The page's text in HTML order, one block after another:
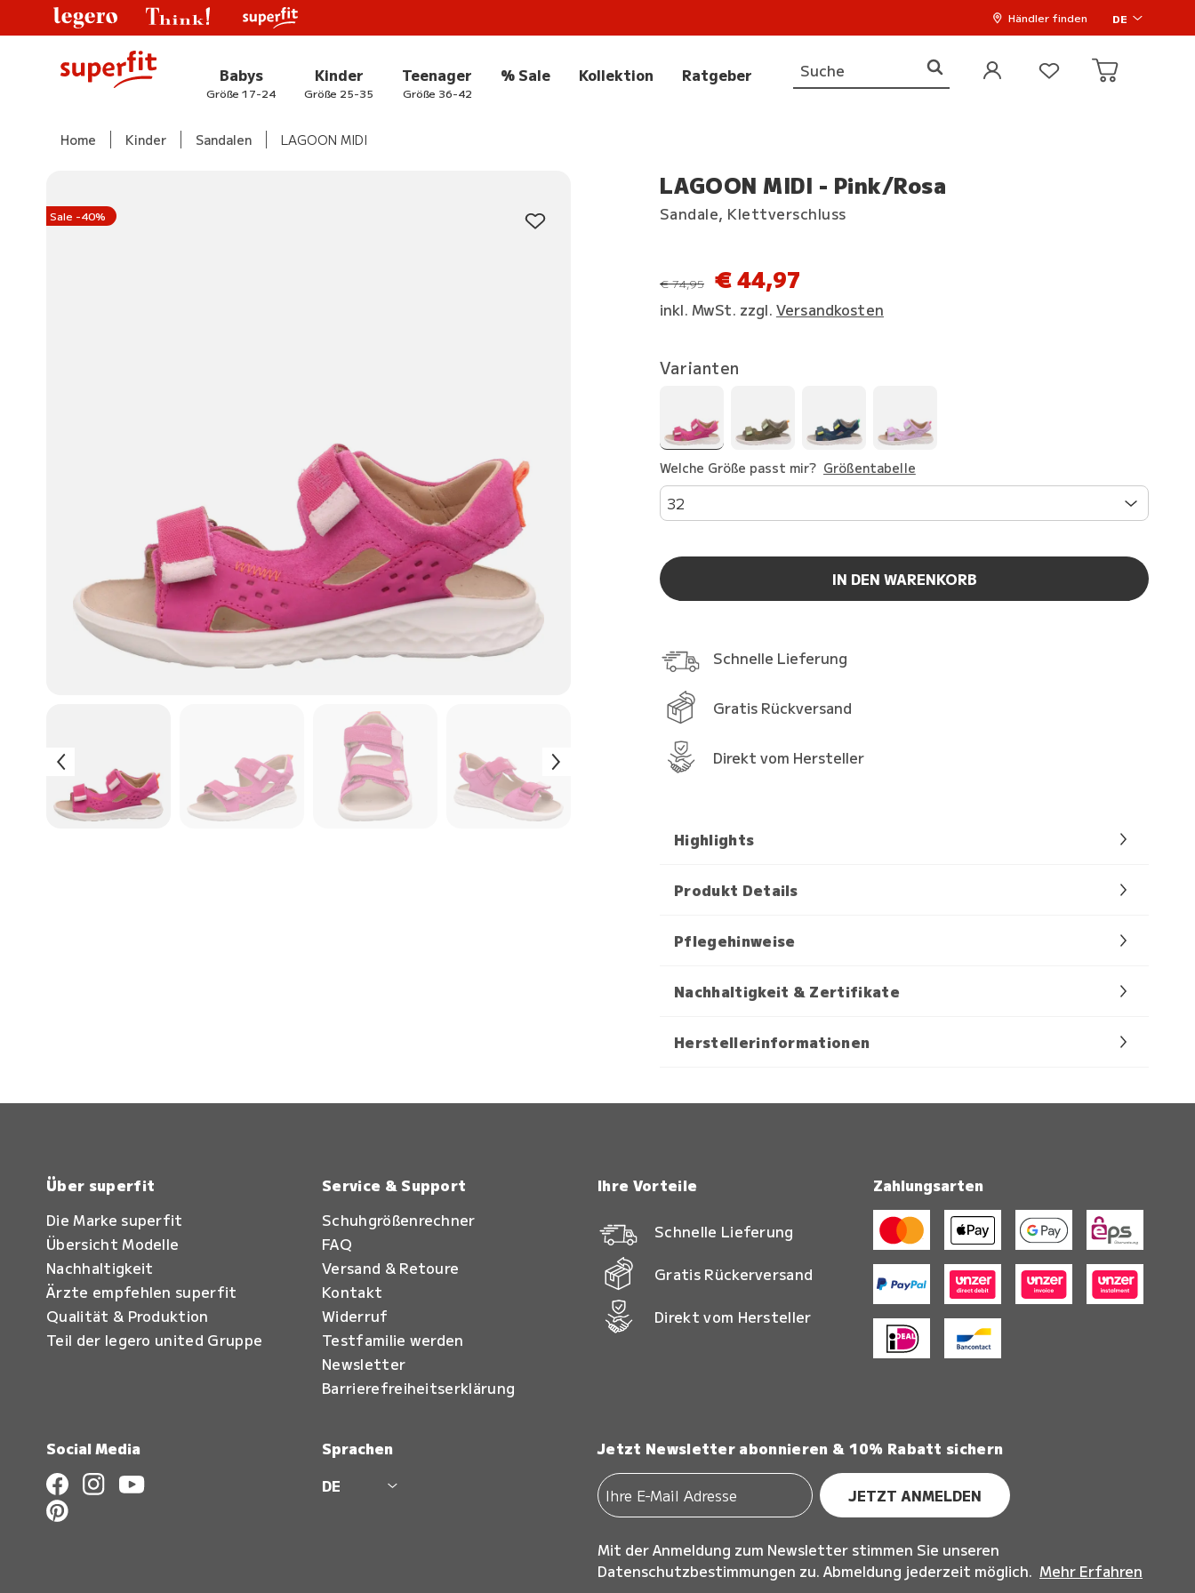
Händler finden DE
Babys
Größe 17-24
Kinder
Größe 25-35
Teenager
Größe 36-42
% Sale Kollektion Ratgeber
Home Kinder Sandalen LAGOON MIDI
Sale -40%
LAGOON MIDI - Pink/Rosa
Sandale, Klettverschluss
statt
€ 74,95 € 44,97
inkl. MwSt. zzgl. Versandkosten
Varianten
Welche Größe passt mir? Größentabelle
32
IN DEN WARENKORB
Schnelle Lieferung
Gratis Rückversand
Direkt vom Hersteller
Highlights
Produkt Details
Pflegehinweise
Nachhaltigkeit & Zertifikate
Herstellerinformationen
Über superfit
Die Marke superfit
Übersicht Modelle
Nachhaltigkeit
Ärzte empfehlen superfit
Qualität & Produktion
Teil der legero united Gruppe
Service & Support
Schuhgrößenrechner
FAQ
Versand & Retoure
Kontakt
Widerruf
Testfamilie werden
Newsletter
Barrierefreiheitserklärung
Ihre Vorteile
Schnelle Lieferung
Gratis Rückerversand
Direkt vom Hersteller
Zahlungsarten
Social Media
Sprachen
DE
Jetzt Newsletter abonnieren & 10% Rabatt sichern
JETZT ANMELDEN
Mit der Anmeldung zum Newsletter stimmen Sie unseren
Datenschutzbestimmungen zu. Abmeldung jederzeit möglich. Mehr Erfahren